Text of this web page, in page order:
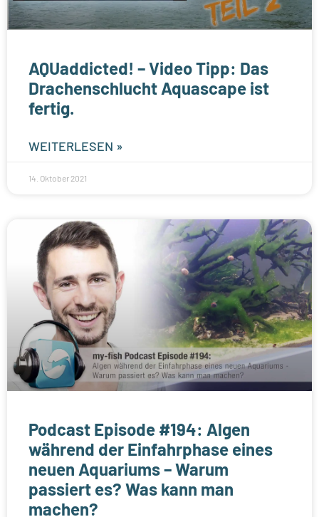
AQUaddicted! – Video Tipp: Das
Drachenschlucht Aquascape ist
fertig.
WEITERLESEN »
14. Oktober 2021
Podcast Episode #194: Algen
während der Einfahrphase eines
neuen Aquariums – Warum
passiert es? Was kann man
machen?